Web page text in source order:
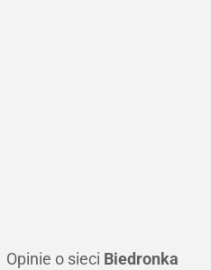
Opinie o sieci Biedronka